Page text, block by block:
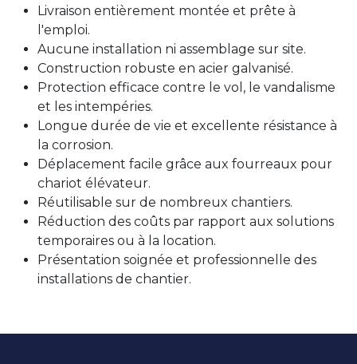
Livraison entièrement montée et prête à
l'emploi.
Aucune installation ni assemblage sur site.
Construction robuste en acier galvanisé.
Protection efficace contre le vol, le vandalisme
et les intempéries.
Longue durée de vie et excellente résistance à
la corrosion.
Déplacement facile grâce aux fourreaux pour
chariot élévateur.
Réutilisable sur de nombreux chantiers.
Réduction des coûts par rapport aux solutions
temporaires ou à la location.
Présentation soignée et professionnelle des
installations de chantier.